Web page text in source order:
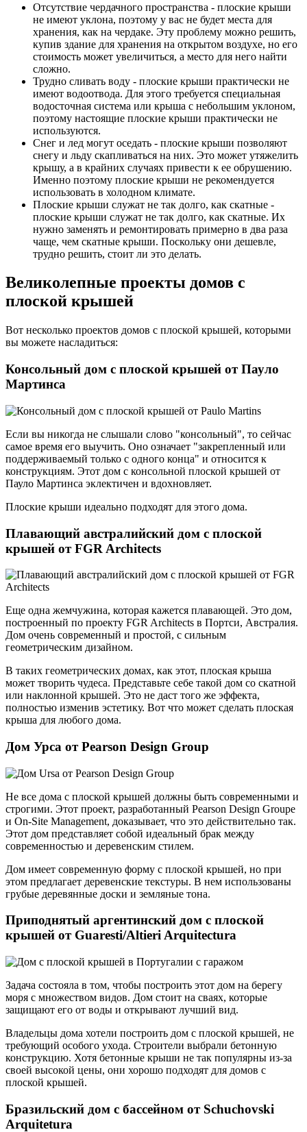
Отсутствие чердачного пространства - плоские крыши
не имеют уклона, поэтому у вас не будет места для
хранения, как на чердаке. Эту проблему можно решить,
купив здание для хранения на открытом воздухе, но его
стоимость может увеличиться, а место для него найти
сложно.
Трудно сливать воду - плоские крыши практически не
имеют водоотвода. Для этого требуется специальная
водосточная система или крыша с небольшим уклоном,
поэтому настоящие плоские крыши практически не
используются.
Снег и лед могут оседать - плоские крыши позволяют
снегу и льду скапливаться на них. Это может утяжелить
крышу, а в крайних случаях привести к ее обрушению.
Именно поэтому плоские крыши не рекомендуется
использовать в холодном климате.
Плоские крыши служат не так долго, как скатные -
плоские крыши служат не так долго, как скатные. Их
нужно заменять и ремонтировать примерно в два раза
чаще, чем скатные крыши. Поскольку они дешевле,
трудно решить, стоит ли это делать.
Великолепные проекты домов с
плоской крышей
Вот несколько проектов домов с плоской крышей, которыми
вы можете насладиться:
Консольный дом с плоской крышей от Пауло
Мартинса
Если вы никогда не слышали слово "консольный", то сейчас
самое время его выучить. Оно означает "закрепленный или
поддерживаемый только с одного конца" и относится к
конструкциям. Этот дом с консольной плоской крышей от
Пауло Мартинса эклектичен и вдохновляет.
Плоские крыши идеально подходят для этого дома.
Плавающий австралийский дом с плоской
крышей от FGR Architects
Еще одна жемчужина, которая кажется плавающей. Это дом,
построенный по проекту FGR Architects в Портси, Австралия.
Дом очень современный и простой, с сильным
геометрическим дизайном.
В таких геометрических домах, как этот, плоская крыша
может творить чудеса. Представьте себе такой дом со скатной
или наклонной крышей. Это не даст того же эффекта,
полностью изменив эстетику. Вот что может сделать плоская
крыша для любого дома.
Дом Урса от Pearson Design Group
Не все дома с плоской крышей должны быть современными и
строгими. Этот проект, разработанный Pearson Design Groupe
и On-Site Management, доказывает, что это действительно так.
Этот дом представляет собой идеальный брак между
современностью и деревенским стилем.
Дом имеет современную форму с плоской крышей, но при
этом предлагает деревенские текстуры. В нем использованы
грубые деревянные доски и земляные тона.
Приподнятый аргентинский дом с плоской
крышей от Guaresti/Altieri Arquitectura
Задача состояла в том, чтобы построить этот дом на берегу
моря с множеством видов. Дом стоит на сваях, которые
защищают его от воды и открывают лучший вид.
Владельцы дома хотели построить дом с плоской крышей, не
требующий особого ухода. Строители выбрали бетонную
конструкцию. Хотя бетонные крыши не так популярны из-за
своей высокой цены, они хорошо подходят для домов с
плоской крышей.
Бразильский дом с бассейном от Schuchovski
Arquitetura